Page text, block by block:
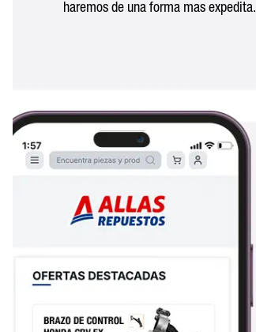
haremos de una forma mas expedita.